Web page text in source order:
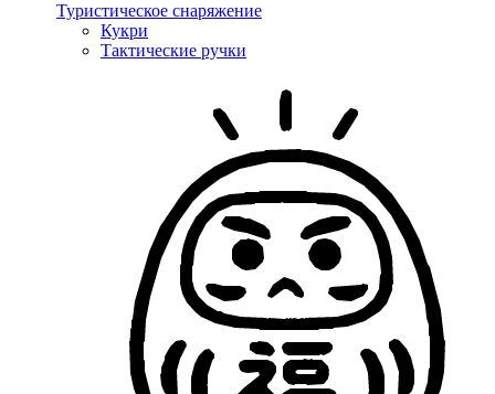
Туристическое снаряжение
Кукри
Тактические ручки